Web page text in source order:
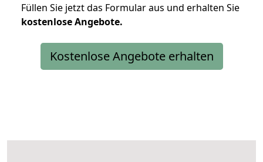
Füllen Sie jetzt das Formular aus und erhalten Sie
kostenloseAngebote.
Kostenlose Angebote erhalten